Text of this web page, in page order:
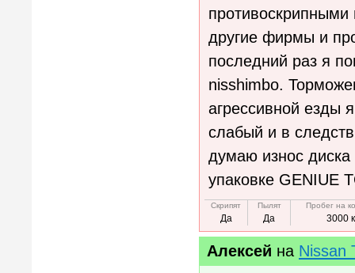
другие фирмы и
последний раз я
nisshimbo.
агрессивной езды
слабый и в
думаю износ
упаковке GENIUE
Скрипят
Да
Пылят
Да
Пробег на
3000
Алексей на Nissan